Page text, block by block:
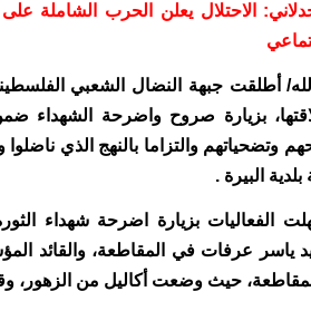
الاحتلال يعلن الحرب الشاملة
بزيارة صروح واضرحة الشهداء
وتضحياتهم والتزاما بالنهج الذي
البيرة .
الفعاليات بزيارة اضرحة شهداء
ياسر عرفات في المقاطعة، والقائد
حيث وضعت أكاليل من الزهور،